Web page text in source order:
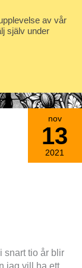
snart tio år blir
nov
13
2021
av vår
själv under